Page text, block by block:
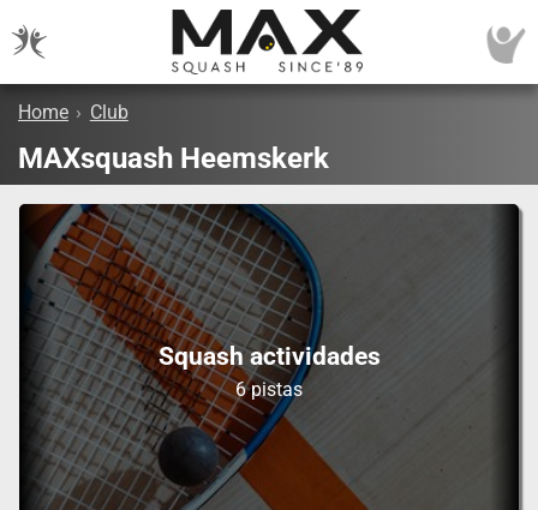
Home › Club
MAXsquash Heemskerk
Squash actividades
6 pistas